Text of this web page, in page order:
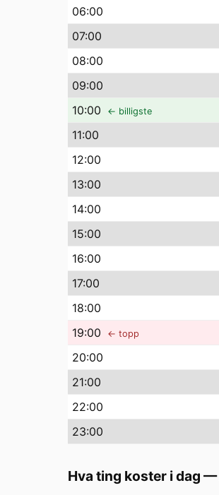
06:00
07:00
08:00
09:00
10:00 ← billigste
11:00
12:00
13:00
14:00
15:00
16:00
17:00
18:00
19:00 ← topp
20:00
21:00
22:00
23:00
Hva ting koster i dag —